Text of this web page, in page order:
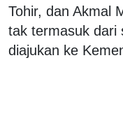
Tohir, dan Akmal
tak termasuk dari
diajukan ke